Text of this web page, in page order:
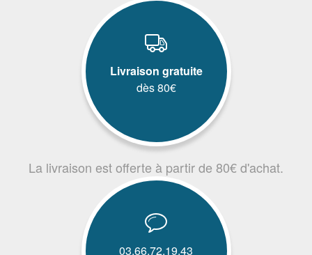
Livraison gratuite
dès 80€
La livraison est offerte à partir de 80€ d'achat.
03.66.72.19.43